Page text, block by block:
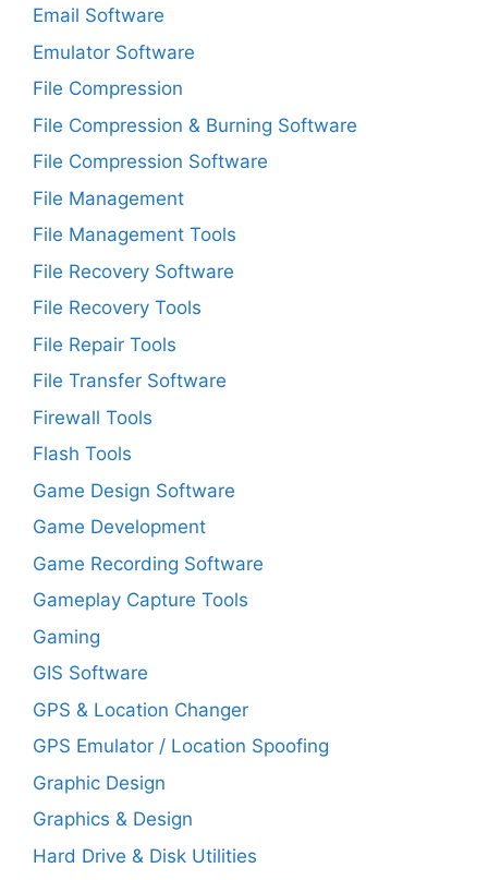
Email Software
Emulator Software
File Compression
File Compression & Burning Software
File Compression Software
File Management
File Management Tools
File Recovery Software
File Recovery Tools
File Repair Tools
File Transfer Software
Firewall Tools
Flash Tools
Game Design Software
Game Development
Game Recording Software
Gameplay Capture Tools
Gaming
GIS Software
GPS & Location Changer
GPS Emulator / Location Spoofing
Graphic Design
Graphics & Design
Hard Drive & Disk Utilities